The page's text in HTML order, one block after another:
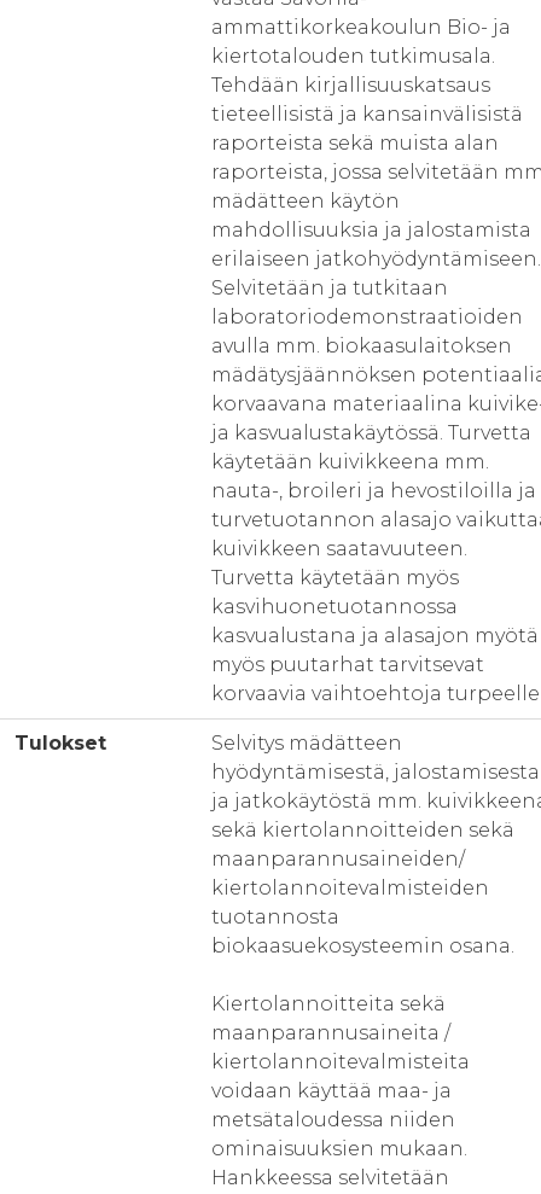
ammattikorkeakoulun Bio- ja
kiertotalouden tutkimusala.
Tehdään kirjallisuuskatsaus
tieteellisistä ja kansainvälisistä
raporteista sekä muista alan
raporteista, jossa selvitetään
mädätteen käytön
mahdollisuuksia ja jalostamista
erilaiseen jatkohyödyntämiseen.
Selvitetään ja tutkitaan
laboratoriodemonstraatioiden
avulla mm. biokaasulaitoksen
mädätysjäännöksen
korvaavana materiaalina
ja kasvualustakäytössä. Turvetta
käytetään kuivikkeena mm.
nauta-, broileri ja hevostiloilla ja
turvetuotannon alasajo
kuivikkeen saatavuuteen.
Turvetta käytetään myös
kasvihuonetuotannossa
kasvualustana ja alasajon myötä
myös puutarhat tarvitsevat
korvaavia vaihtoehtoja
Tulokset
Selvitys mädätteen
hyödyntämisestä, jalostamisesta
ja jatkokäytöstä mm.
sekä kiertolannoitteiden sekä
maanparannusaineiden/
kiertolannoitevalmisteiden
tuotannosta
biokaasuekosysteemin osana.
Kiertolannoitteita sekä
maanparannusaineita /
kiertolannoitevalmisteita
voidaan käyttää maa- ja
metsätaloudessa niiden
ominaisuuksien mukaan.
Hankkeessa selvitetään